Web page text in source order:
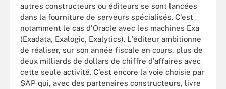
autres constructeurs ou éditeurs se sont lancées
dans la fourniture de serveurs spécialisés. C'est
notamment le cas d'Oracle avec les machines Exa
(Exadata, Exalogic, Exalytics). L'éditeur ambitionne
de réaliser, sur son année fiscale en cours, plus de
deux milliards de dollars de chiffre d'affaires avec
cette seule activité. C'est encore la voie choisie par
SAP qui, avec des partenaires constructeurs, livre